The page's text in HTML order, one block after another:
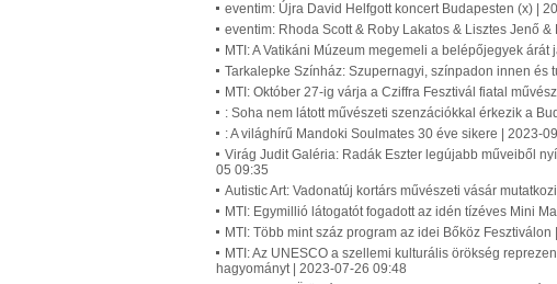
eventim: Újra David Helfgott koncert Budapesten (x) |
eventim: Rhoda Scott & Roby Lakatos & Lisztes Jenő
MTI: A Vatikáni Múzeum megemeli a belépőjegyek
Tarkalepke Színház: Szupernagyi, színpadon innen és
MTI: Október 27-ig várja a Cziffra Fesztivál fiatal
: Soha nem látott művészeti szenzációkkal érkezik a
: A világhírű Mandoki Soulmates 30 éve sikere | 2023-
Virág Judit Galéria: Radák Eszter legújabb műveiből
05 09:35
Autistic Art: Vadonatúj kortárs művészeti vásár
MTI: Egymillió látogatót fogadott az idén tízéves Mini
MTI: Több mint száz program az idei Bőköz
MTI: Az UNESCO a szellemi kulturális örökség
hagyományt | 2023-07-26 09:48